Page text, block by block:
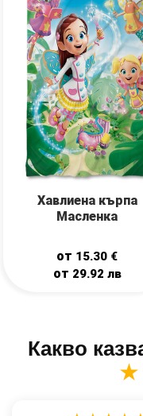
Хавлиена кърпа
Масленка
от 15.30 €
от 29.92 лв
Какво